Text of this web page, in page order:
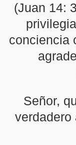
(Juan 14:
conciencia
Señor,
verdadero